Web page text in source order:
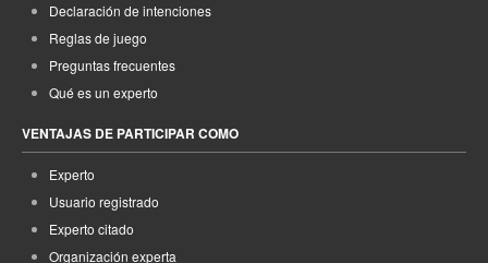
Declaración de intenciones
Reglas de juego
Preguntas frecuentes
Qué es un experto
VENTAJAS DE PARTICIPAR COMO
Experto
Usuario registrado
Experto citado
Organización experta